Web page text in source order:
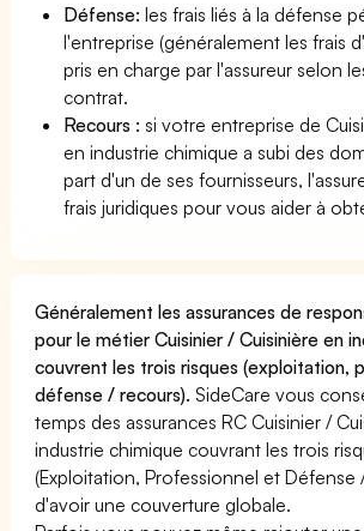
Défense: les frais liés à la défense
l'entreprise (généralement les frais
pris en charge par l'assureur selon
contrat.
Recours : si votre entreprise de
en industrie chimique a subi des
part d'un de ses fournisseurs,
frais juridiques pour vous aider à
Généralement les assurances de
pour le métier Cuisinier / Cuisinière en
couvrent les trois risques (exploitation,
défense / recours). SideCare vous
temps des assurances RC Cuisinier /
industrie chimique couvrant les trois
(Exploitation, Professionnel et Défense
d'avoir une couverture globale.